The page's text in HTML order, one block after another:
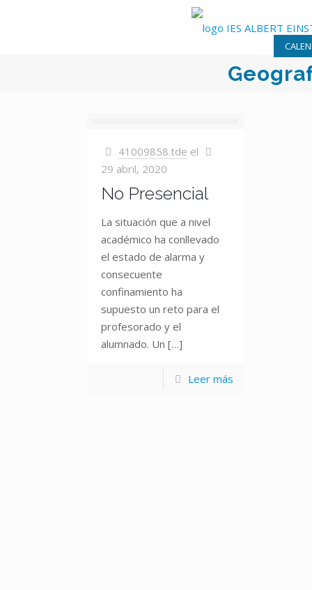
41009858.tde el
29 abril, 2020
No Presencial
La situación que a nivel
académico ha conllevado
el estado de alarma y
consecuente
confinamiento ha
supuesto un reto para el
profesorado y el
alumnado. Un […]
Leer más